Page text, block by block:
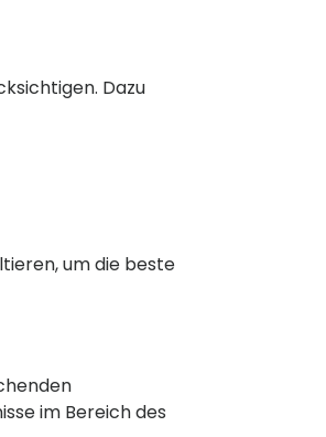
Dazu
um die beste
im Bereich des